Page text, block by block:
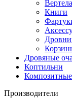
Вертела
Книги
Дровяные
Коптильни
Производители